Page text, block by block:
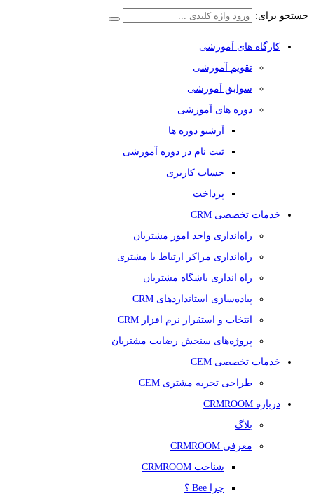
جستجو برای:
کارگاه های آموزشی
تقویم آموزشی
سوابق آموزشی
دوره های آموزشی
آرشیو دوره ها
ثبت نام در دوره آموزشی
حساب کاربری
پرداخت
خدمات تخصصی CRM
راه‌اندازی واحد امور مشتریان
راه‌اندازی مراکز ارتباط با مشتری
راه اندازی باشگاه مشتریان
پیاده‌سازی استانداردهای CRM
انتخاب و استقرار نرم افزار CRM
پروژه‌های سنجش رضایت مشتریان
خدمات تخصصی CEM
طراحی تجربه مشتری CEM
درباره CRMROOM
بلاگ
معرفی CRMROOM
شناخت CRMROOM
چرا Bee ؟